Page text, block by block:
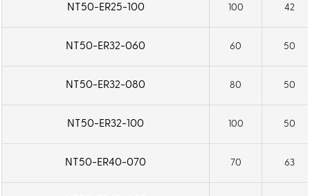
NT50-ER25-100 100 42
NT50-ER32-060 60 50
NT50-ER32-080 80 50
NT50-ER32-100 100 50
NT50-ER40-070 70 63